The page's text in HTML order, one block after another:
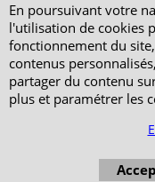
En poursuivant votre
l'utilisation de cookies
fonctionnement du
contenus
partager du contenu
plus et paramétrer les